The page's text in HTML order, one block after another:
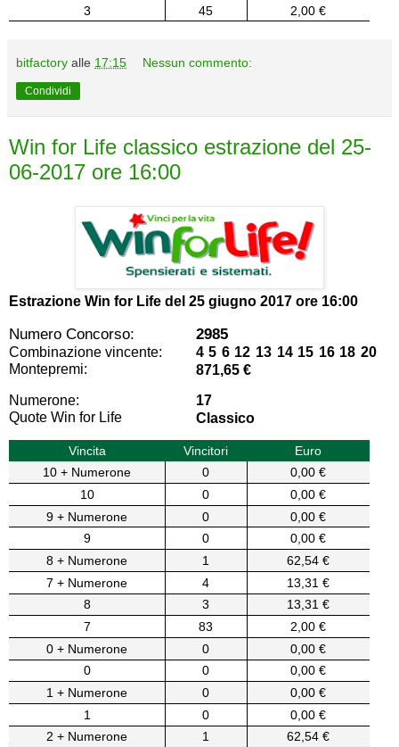
3 45 2,00 €
bitfactory alle 17:15 Nessun commento:
Condividi
Win for Life classico estrazione del 25-
06-2017 ore 16:00
Estrazione Win for Life del 25 giugno 2017 ore 16:00
Numero Concorso: 2985
Combinazione vincente:
4 5 6 12 13 14 15 16 18 20
Montepremi:
871,65 €
Numerone:
17
Quote Win for Life
Classico
Vincita Vincitori
Euro
10 + Numerone
0
0,00 €
10
0
0,00 €
9 + Numerone
0
0,00 €
9
0
0,00 €
8 + Numerone
1
62,54 €
7 + Numerone
4
13,31 €
8
3
13,31 €
7
83
2,00 €
0 + Numerone
0
0,00 €
0
0
0,00 €
1 + Numerone
0
0,00 €
1
0
0,00 €
2 + Numerone
1
62,54 €